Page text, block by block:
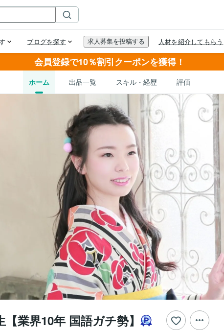
会員登録で10％割引クーポンを獲得！
ホーム 出品一覧 スキル・経歴 評価
業界10年 国語ガチ勢】